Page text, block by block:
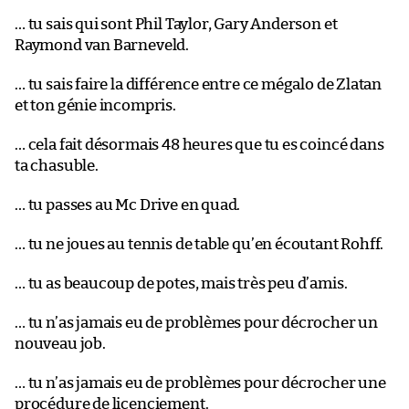
… tu sais qui sont Phil Taylor, Gary Anderson et
Raymond van Barneveld.
… tu sais faire la différence entre ce mégalo de Zlatan
et ton génie incompris.
… cela fait désormais 48 heures que tu es coincé dans
ta chasuble.
… tu passes au Mc Drive en quad.
… tu ne joues au tennis de table qu’en écoutant Rohff.
… tu as beaucoup de potes, mais très peu d’amis.
… tu n’as jamais eu de problèmes pour décrocher un
nouveau job.
… tu n’as jamais eu de problèmes pour décrocher une
procédure de licenciement.